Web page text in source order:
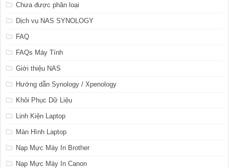
Chưa được phân loại
Dịch vụ NAS SYNOLOGY
FAQ
FAQs Máy Tính
Giới thiệu NAS
Hướng dẫn Synology / Xpenology
Khôi Phục Dữ Liệu
Linh Kiện Laptop
Màn Hình Laptop
Nạp Mực Máy In Brother
Nạp Mực Máy In Canon